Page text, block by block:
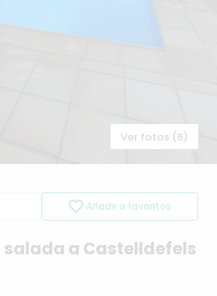
Ver fotos (6)
Añadir a favoritos
salada a Castelldefels